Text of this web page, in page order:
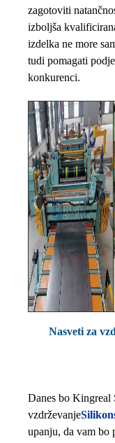
zagotoviti
izboljša
izdelka ne more
tudi pomagati
konkurenci.
Nasveti za
Danes bo Kingreal
vzdrževanje
upanju, da vam bo